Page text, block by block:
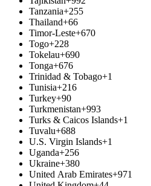
Tanzania+255
Thailand+66
Timor-Leste+670
Togo+228
Tokelau+690
Tonga+676
Trinidad & Tobago+1
Tunisia+216
Turkey+90
Turkmenistan+993
Turks & Caicos Islands+1
Tuvalu+688
U.S. Virgin Islands+1
Uganda+256
Ukraine+380
United Arab Emirates+971